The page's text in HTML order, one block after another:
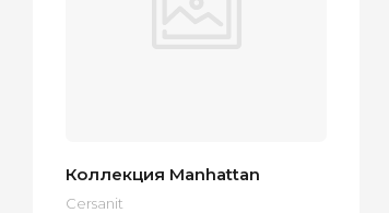
Коллекция Manhattan
Cersanit